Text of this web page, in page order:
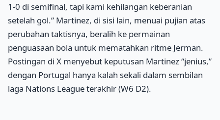
1-0 di semifinal, tapi kami kehilangan keberanian
setelah gol.” Martinez, di sisi lain, menuai pujian atas
perubahan taktisnya, beralih ke permainan
penguasaan bola untuk mematahkan ritme Jerman.
Postingan di X menyebut keputusan Martinez “jenius,”
dengan Portugal hanya kalah sekali dalam sembilan
laga Nations League terakhir (W6 D2).